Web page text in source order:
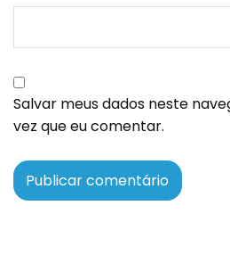
Salvar meus dados neste
vez que eu comentar.